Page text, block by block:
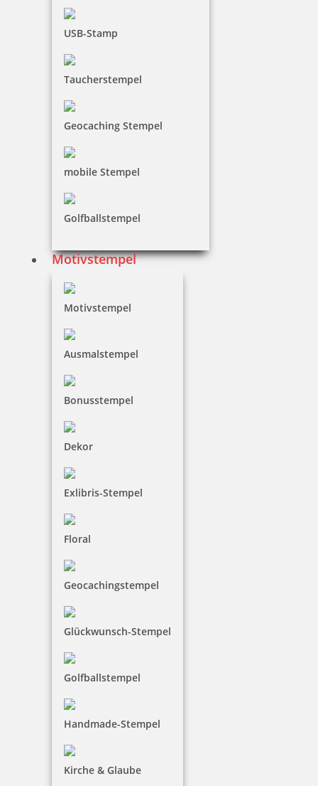
USB-Stamp
Taucherstempel
Geocaching Stempel
mobile Stempel
Golfballstempel
Motivstempel
Motivstempel
Ausmalstempel
Bonusstempel
Dekor
Exlibris-Stempel
Floral
Geocachingstempel
Glückwunsch-Stempel
Golfballstempel
Handmade-Stempel
Kirche & Glaube
Colop Printer R12 Outdoorstempel rund mit Geocaching-Motiv
Jetzt gestalten
Colop Printer R12 Outdoorstempel rund mit Tauchstempel-
15,04 €
Jetzt gestalten
Colop Printer R Outdoorstempel rund mit Geocaching-Motiv GC
25,97 €